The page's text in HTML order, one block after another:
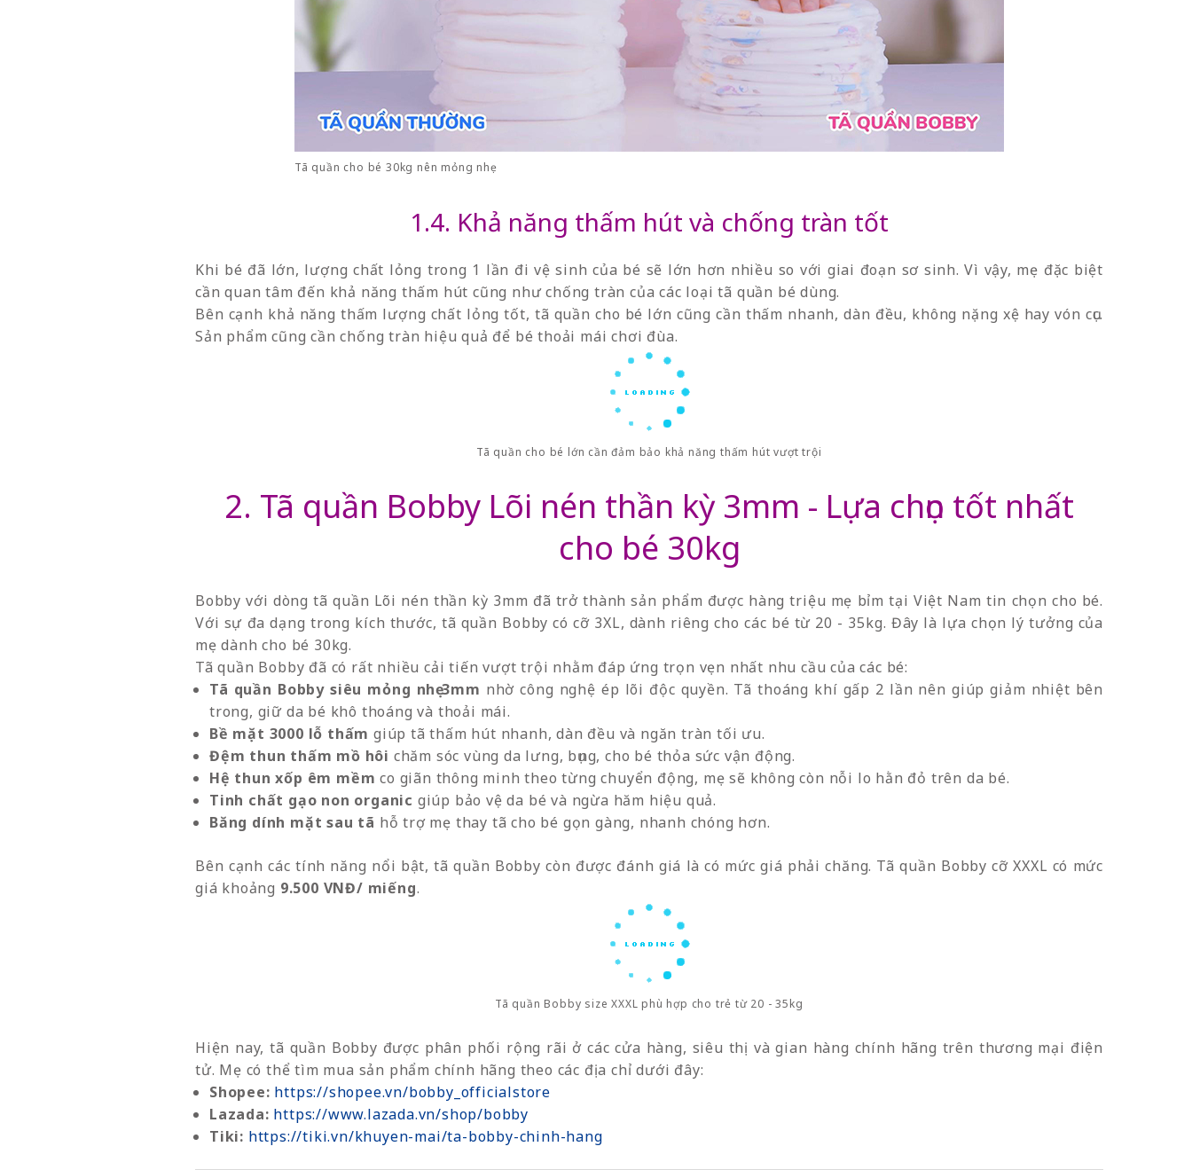
Tã quần cho bé 30kg nên mỏng nhẹ
1.4. Khả năng thấm hút và chống tràn tốt
Khi bé đã lớn, lượng chất lỏng trong 1 lần đi vệ sinh của bé sẽ lớn hơn nhiều so với giai đoạn sơ sinh. Vì vậy, mẹ đặc biệt
cần quan tâm đến khả năng thấm hút cũng như chống tràn của các loại tã quần bé dùng.
Bên cạnh khả năng thấm lượng chất lỏng tốt, tã quần cho bé lớn cũng cần thấm nhanh, dàn đều, không nặng xệ hay vón cục.
Sản phẩm cũng cần chống tràn hiệu quả để bé thoải mái chơi đùa.
Tã quần cho bé lớn cần đảm bảo khả năng thấm hút vượt trội
2. Tã quần Bobby Lõi nén thần kỳ 3mm - Lựa chọn tốt nhất
cho bé 30kg
Bobby với dòng tã quần Lõi nén thần kỳ 3mm đã trở thành sản phẩm được hàng triệu mẹ bỉm tại Việt Nam tin chọn cho bé.
Với sự đa dạng trong kích thước, tã quần Bobby có cỡ 3XL, dành riêng cho các bé từ 20 - 35kg. Đây là lựa chọn lý tưởng của
mẹ dành cho bé 30kg.
Tã quần Bobby đã có rất nhiều cải tiến vượt trội nhằm đáp ứng trọn vẹn nhất nhu cầu của các bé:
Tã quần Bobby siêu mỏng nhẹ 3mm nhờ công nghệ ép lõi độc quyền. Tã thoáng khí gấp 2 lần nên giúp giảm nhiệt bên
trong, giữ da bé khô thoáng và thoải mái.
Bề mặt 3000 lỗ thấm giúp tã thấm hút nhanh, dàn đều và ngăn tràn tối ưu.
Đệm thun thấm mồ hôi chăm sóc vùng da lưng, bụng, cho bé thỏa sức vận động.
Hệ thun xốp êm mềm co giãn thông minh theo từng chuyển động, mẹ sẽ không còn nỗi lo hằn đỏ trên da bé.
Tinh chất gạo non organic giúp bảo vệ da bé và ngừa hăm hiệu quả.
Băng dính mặt sau tã hỗ trợ mẹ thay tã cho bé gọn gàng, nhanh chóng hơn.
Bên cạnh các tính năng nổi bật, tã quần Bobby còn được đánh giá là có mức giá phải chăng. Tã quần Bobby cỡ XXXL có mức
giá khoảng 9.500 VNĐ/ miếng.
Tã quần Bobby size XXXL phù hợp cho trẻ từ 20 - 35kg
Hiện nay, tã quần Bobby được phân phối rộng rãi ở các cửa hàng, siêu thị và gian hàng chính hãng trên thương mại điện
tử. Mẹ có thể tìm mua sản phẩm chính hãng theo các địa chỉ dưới đây:
Shopee: https://shopee.vn/bobby_officialstore
Lazada: https://www.lazada.vn/shop/bobby
Tiki: https://tiki.vn/khuyen-mai/ta-bobby-chinh-hang